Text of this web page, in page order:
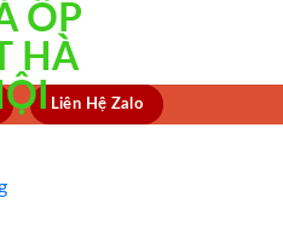
Liên Hệ Zalo